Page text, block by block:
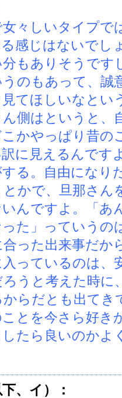
々しいタイプで
感じはないでし
もありそうです
のもあって、誠
てほしいなとい
側はというと、
かやっぱり昔の
に見えるんです
る。自由になり
かで、旦那さん
んですよ。「あ
た」っていうの
った出来事だか
っているのは、
うと考えた時に
らだとも出てき
とを今さら好き
たら良いのかよ
、イ）：